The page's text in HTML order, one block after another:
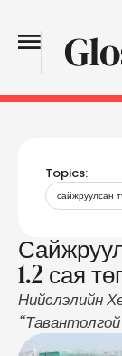
Topics:
сайжруулсан
1.2 сая
Нийслэлийн
ажлын байр